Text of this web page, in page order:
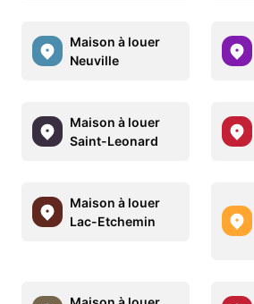
Maison à louer
Neuville
Maison à louer
Saint-Leonard
Maison à louer
Lac-Etchemin